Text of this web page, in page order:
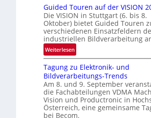
z
t
e
M
ö
g
l
i
c
h
k
e
ü
c
k
k
e
h
d
e
r
i
n
Guided Touren auf der VISION
Die VISION in Stuttgart (6. bis 8.
Oktober) bietet Guided Touren
verschiedenen Einsatzfeldern
industriellen Bildverarbeitung
Weiterlesen:
G
u
i
d
e
d
T
Tagung zu Elektronik- und
Bildverarbeitungs-Trends
Am 8. und 9. September
die Fachabteilungen VDMA
Vision und Productronic in
Österreich, eine gemeinsame
bei Becom.